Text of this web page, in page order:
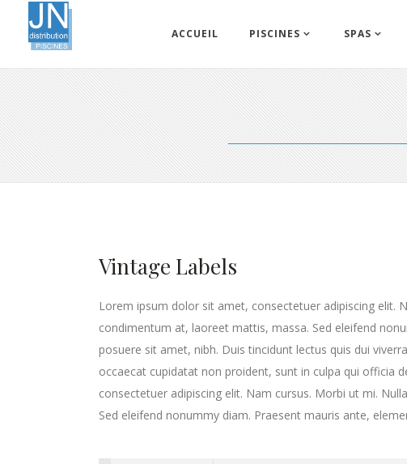
ACCUEIL PISCINES SPAS
Vintage Labels
Lorem ipsum dolor sit amet, consectetuer adipiscing elit.
condimentum at, laoreet mattis, massa. Sed eleifend
posuere sit amet, nibh. Duis tincidunt lectus quis dui
occaecat cupidatat non proident, sunt in culpa qui officia
consectetuer adipiscing elit. Nam cursus. Morbi ut mi.
Sed eleifend nonummy diam. Praesent mauris ante,